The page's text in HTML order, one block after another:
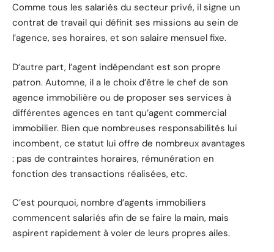
Comme tous les salariés du secteur privé, il signe un
contrat de travail qui définit ses missions au sein de
l’agence, ses horaires, et son salaire mensuel fixe.
D’autre part, l’agent indépendant est son propre
patron. Automne, il a le choix d’être le chef de son
agence immobilière ou de proposer ses services à
différentes agences en tant qu’agent commercial
immobilier. Bien que nombreuses responsabilités lui
incombent, ce statut lui offre de nombreux avantages
: pas de contraintes horaires, rémunération en
fonction des transactions réalisées, etc.
C’est pourquoi, nombre d’agents immobiliers
commencent salariés afin de se faire la main, mais
aspirent rapidement à voler de leurs propres ailes.